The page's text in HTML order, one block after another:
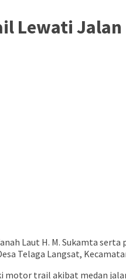
Lewati
Laut H. M. Sukamta
Telaga Langsat,
motor trail akibat medan